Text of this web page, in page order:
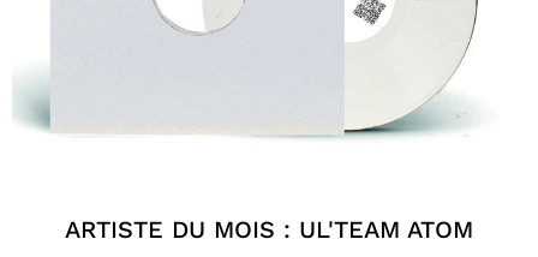
ARTISTE DU MOIS : UL'TEAM ATOM